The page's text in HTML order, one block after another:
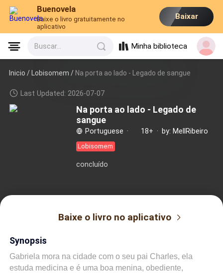
Buenovela
Baixe o livro gratuitamente no
aplicativo
Baixar
Buscar... Minha biblioteca
Inicio /Lobisomem / Na porta ao lado - Legado de sangue
Last Updated: 2026-07-07
Na porta ao lado - Legado de
sangue
Portuguese · 18+ · by: MellRibeiro
Lobisomem
concluído
Baixe o livro no aplicativo
Synopsis
Gabriela mora na cidade com o seu pai Charles, ela
estuda medicina e é uma boa menina, obediente,